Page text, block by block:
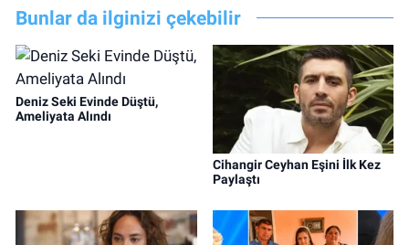
Bunlar da ilginizi çekebilir
Deniz Seki Evinde Düştü,
Ameliyata Alındı
Cihangir Ceyhan Eşini İlk Kez
Paylaştı